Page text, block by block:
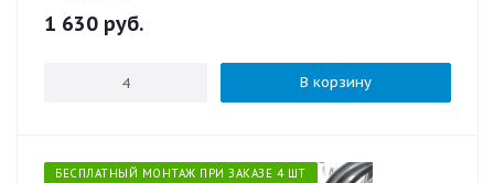
1 630 руб.
В корзину
БЕСПЛАТНЫЙ МОНТАЖ ПРИ ЗАКАЗЕ 4 ШТ